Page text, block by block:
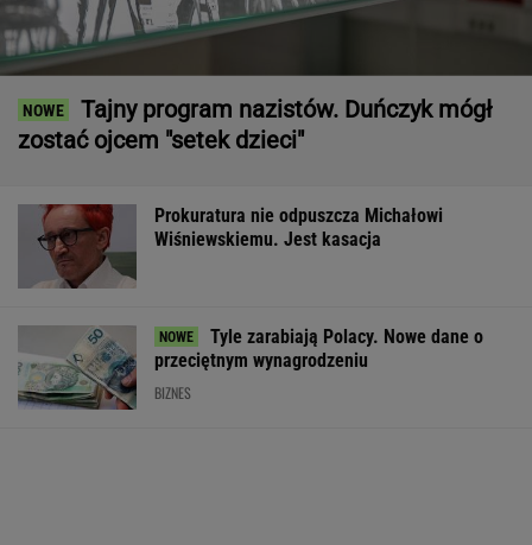
Tajny program nazistów. Duńczyk mógł
zostać ojcem "setek dzieci"
Prokuratura nie odpuszcza Michałowi
Wiśniewskiemu. Jest kasacja
Tyle zarabiają Polacy. Nowe dane o
przeciętnym wynagrodzeniu
BIZNES